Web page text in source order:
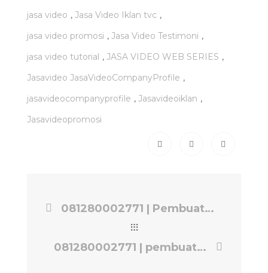
jasa video , Jasa Video Iklan tvc ,
jasa video promosi , Jasa Video Testimoni ,
jasa video tutorial , JASA VIDEO WEB SERIES ,
Jasavideo JasaVideoCompanyProfile ,
jasavideocompanyprofile , Jasavideoiklan ,
Jasavideopromosi
081280002771 | Pembuatan Company Profile Video Jakarta Selatan | Jasa Video EPS PRODUCTION
081280002771 | pembuatan video company profile perusahaan Jakarta Selatan | Jasa Video EPS PRODUCTION